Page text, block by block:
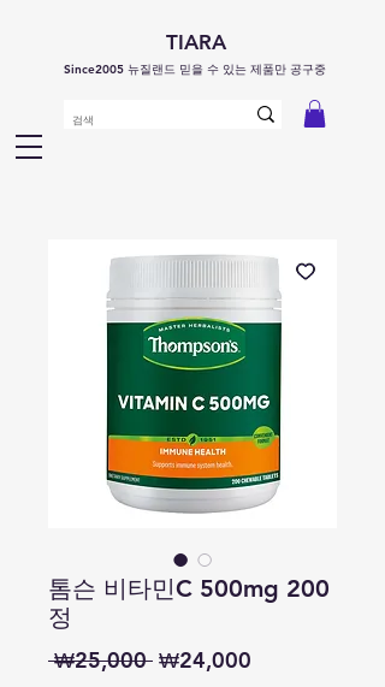
TIARA
Since2005 뉴질랜드 믿을 수 있는 제품만 공구중
톰슨 비타민C 500mg 200
정
₩25,000 일
₩24,000